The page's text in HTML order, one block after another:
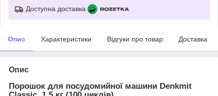
Доступна доставка
Опис Характеристики Відгуки про товар Доставка
Опис
Порошок для посудомийної машини Denkmit